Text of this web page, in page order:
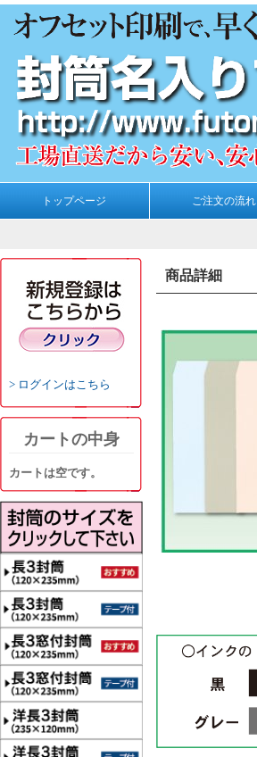
トップページ ご注文の流れ
ログインはこちら
カートの中身
カートは空です。
商品詳細